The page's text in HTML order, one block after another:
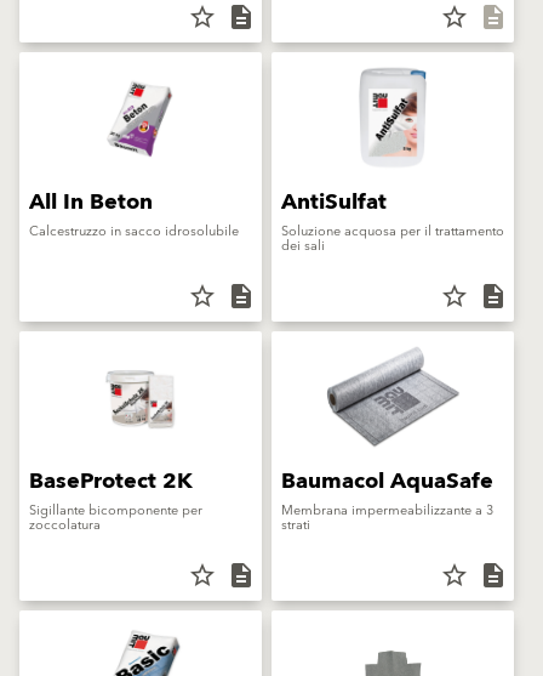
star_border description star_border description
All In Beton
Calcestruzzo in sacco idrosolubile
star_border description
AntiSulfat
Soluzione acquosa per il trattamento
dei sali
star_border description
BaseProtect 2K
Sigillante bicomponente per
zoccolatura
star_border description
Baumacol AquaSafe
Membrana impermeabilizzante a 3
strati
star_border description